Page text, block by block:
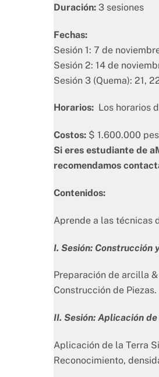
Duración: 3 sesiones
Fechas:
Sesión 1: 7 de
Sesión 2: 14 de
Sesión 3 (Quema): 21,
Horarios: Los horarios
Costos: $ 1.600.000
Si eres estudiante de
recomendamos
Contenidos:
Aprende a las técnicas
I. Sesión: Construcción
Preparación de arcilla
Construcción de Piezas.
II. Sesión: Aplicación
Aplicación de la Terra
Reconocimiento,